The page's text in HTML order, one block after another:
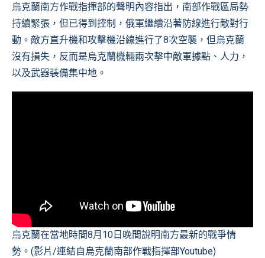
烏克蘭南方作戰指揮部的聲明內容指出，南部作戰區局勢
持續緊張，但已得到控制，俄軍繼續沿著防線進行敵對行
動。敵方直升機和攻擊機沿線進行了8次空襲，但烏克蘭
沒有損失，反而是烏克蘭機輛兩次擊中敵軍據點、人力，
以及武器裝備集中地。
烏克蘭在當地時間8月10日晚間說明南方最新的戰爭情
勢。(影片/連結自烏克蘭南部作戰指揮部Youtube)